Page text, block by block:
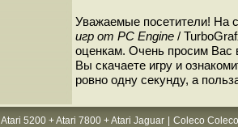
Уважаемые посетители! На
игр от PC Engine /
оценкам. Очень просим Вас
Вы скачаете игру и
ровно одну секунду, а
Atari 5200 + Atari 7800 + Atari Jaguar
Coleco